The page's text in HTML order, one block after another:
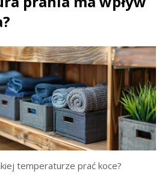
temperaturze prać koce?